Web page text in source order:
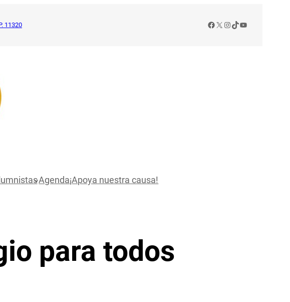
11320 Facebook
X Instagram
TikTok
YouTube
Agenda¡Apoya nuestra causa!
para todos